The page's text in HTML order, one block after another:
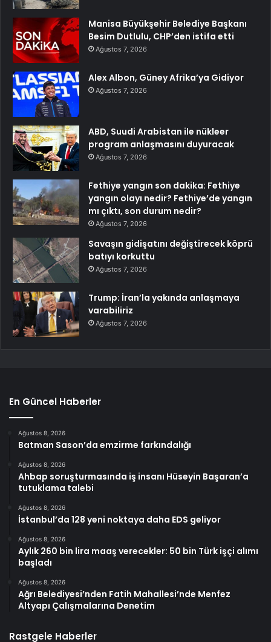
Manisa Büyükşehir Belediye Başkanı
Besim Dutlulu, CHP’den istifa etti
Ağustos 7, 2026
Alex Albon, Güney Afrika’ya Gidiyor
Ağustos 7, 2026
ABD, Suudi Arabistan ile nükleer
program anlaşmasını duyuracak
Ağustos 7, 2026
Fethiye yangın son dakika: Fethiye
yangın olayı nedir? Fethiye’de yangın
mı çıktı, son durum nedir?
Ağustos 7, 2026
Savaşın gidişatını değiştirecek köprü
batıyı korkuttu
Ağustos 7, 2026
Trump: İran’la yakında anlaşmaya
varabiliriz
Ağustos 7, 2026
En Güncel Haberler
Ağustos 8, 2026
Batman Sason’da emzirme farkındalığı
Ağustos 8, 2026
Ahbap soruşturmasında iş insanı Hüseyin Başaran’a
tutuklama talebi
Ağustos 8, 2026
İstanbul’da 128 yeni noktaya daha EDS geliyor
Ağustos 8, 2026
Aylık 260 bin lira maaş verecekler: 50 bin Türk işçi alımı
başladı
Ağustos 8, 2026
Ağrı Belediyesi’nden Fatih Mahallesi’nde Menfez
Altyapı Çalışmalarına Denetim
Rastgele Haberler